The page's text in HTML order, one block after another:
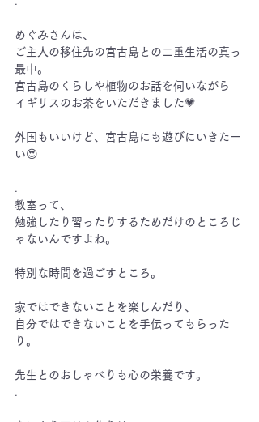
めぐみさんは、
ご主人の移住先の宮古島との二重生活の真っ
最中。
宮古島のくらしや植物のお話を伺いながら
イギリスのお茶をいただきました💗
外国もいいけど、宮古島にも遊びにいきたー
い😍
教室って、
勉強したり習ったりするためだけのところじ
ゃないんですよね。
特別な時間を過ごすところ。
家ではできないことを楽しんだり、
自分ではできないことを手伝ってもらった
り。
先生とのおしゃべりも心の栄養です。